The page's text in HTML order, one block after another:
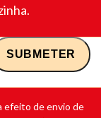
efeito de envio de